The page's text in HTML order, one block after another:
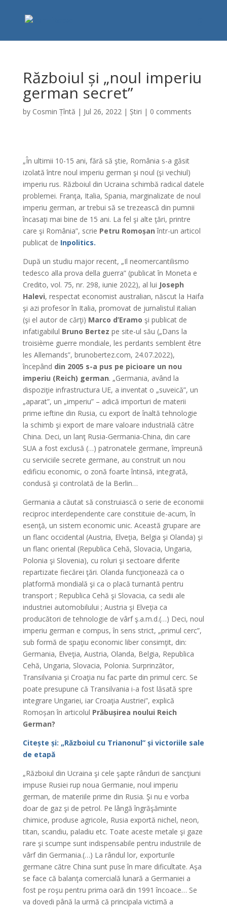
Războiul și „noul imperiu
german secret”
by Cosmin Țîntă | Jul 26, 2022| Știri | 0 comments
„În ultimii 10-15 ani, fără să ştie, România s-a găsit
izolată între noul imperiu german şi noul (şi vechiul)
imperiu rus. Războiul din Ucraina schimbă radical datele
problemei. Franţa, Italia, Spania, marginalizate de noul
imperiu german, ar trebui să se trezească din pumnii
încasaţi mai bine de 15 ani. La fel şi alte ţări, printre
care şi România”, scrie Petru Romoșan într-un articol
publicat de Inpolitics.
După un studiu major recent, „Il neomercantilismo
tedesco alla prova della guerra” (publicat în Moneta e
Credito, vol. 75, nr. 298, iunie 2022), al lui Joseph
Halevi, respectat economist australian, născut la Haifa
şi azi profesor în Italia, promovat de jurnalistul italian
(şi el autor de cărţi) Marco d’Eramo şi publicat de
infatigabilul Bruno Bertez pe site-ul său („Dans la
troisième guerre mondiale, les perdants semblent être
les Allemands”, brunobertez.com, 24.07.2022),
începând din 2005 s-a pus pe picioare un nou
imperiu (Reich) german. „Germania, având la
dispoziţie infrastructura UE, a inventat o „suveică”, un
„aparat”, un „imperiu” – adică importuri de materii
prime ieftine din Rusia, cu export de înaltă tehnologie
la schimb şi export de mare valoare industrială către
China. Deci, un lanţ Rusia-Germania-China, din care
SUA a fost exclusă (…) patronatele germane, împreună
cu serviciile secrete germane, au construit un nou
edificiu economic, o zonă foarte întinsă, integrată,
condusă şi controlată de la Berlin…
Germania a căutat să construiască o serie de economii
reciproc interdependente care constituie de-acum, în
esenţă, un sistem economic unic. Această grupare are
un flanc occidental (Austria, Elveţia, Belgia şi Olanda) şi
un flanc oriental (Republica Cehă, Slovacia, Ungaria,
Polonia şi Slovenia), cu roluri şi sectoare diferite
repartizate fiecărei ţări. Olanda funcţionează ca o
platformă mondială şi ca o placă turnantă pentru
transport ; Republica Cehă şi Slovacia, ca sedii ale
industriei automobilului ; Austria şi Elveţia ca
producători de tehnologie de vârf ş.a.m.d.(…) Deci, noul
imperiu german e compus, în sens strict, „primul cerc”,
sub formă de spaţiu economic liber consimţit, din:
Germania, Elveţia, Austria, Olanda, Belgia, Republica
Cehă, Ungaria, Slovacia, Polonia. Surprinzător,
Transilvania şi Croaţia nu fac parte din primul cerc. Se
poate presupune că Transilvania i-a fost lăsată spre
integrare Ungariei, iar Croaţia Austriei”, explică
Romoșan în articolul Prăbușirea noului Reich
German?
Citește și: „Războiul cu Trianonul” și victoriile sale
de etapă
„Războiul din Ucraina şi cele şapte rânduri de sancţiuni
impuse Rusiei rup noua Germanie, noul imperiu
german, de materiile prime din Rusia. Şi nu e vorba
doar de gaz şi de petrol. Pe lângă îngrăşăminte
chimice, produse agricole, Rusia exportă nichel, neon,
titan, scandiu, paladiu etc. Toate aceste metale şi gaze
rare şi scumpe sunt indispensabile pentru industriile de
vârf din Germania.(…) La rândul lor, exporturile
germane către China sunt puse în mare dificultate. Aşa
se face că balanţa comercială lunară a Germaniei a
fost pe roşu pentru prima oară din 1991 încoace… Se
va dovedi până la urmă că principala victimă a